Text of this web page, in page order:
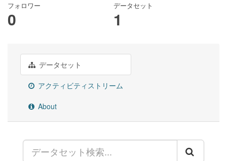
フォロワー
0
データセット
1
データセット
アクティビティストリーム
About